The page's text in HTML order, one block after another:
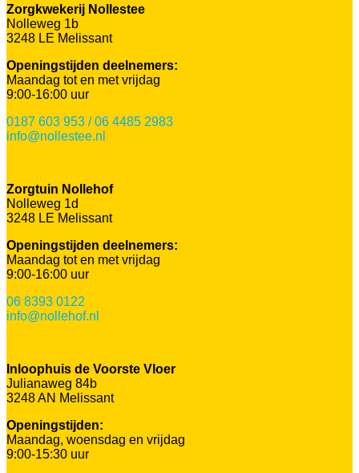
Zorgkwekerij Nollestee
Nolleweg 1b
3248 LE Melissant
Openingstijden deelnemers:
Maandag tot en met vrijdag
9:00-16:00 uur
0187 603 953 / 06 4485 2983
info@nollestee.nl
Zorgtuin Nollehof
Nolleweg 1d
3248 LE Melissant
Openingstijden deelnemers:
Maandag tot en met vrijdag
9:00-16:00 uur
06 8393 0122
info@nollehof.nl
Inloophuis de Voorste Vloer
Julianaweg 84b
3248 AN Melissant
Openingstijden:
Maandag, woensdag en vrijdag
9:00-15:30 uur